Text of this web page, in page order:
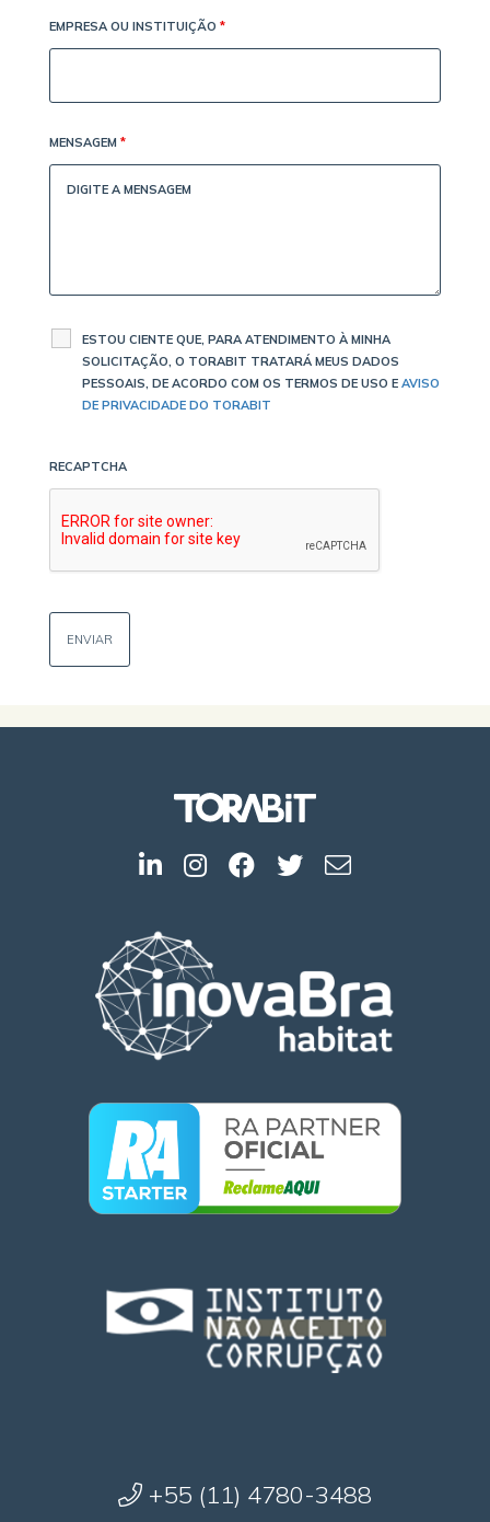
EMPRESA OU INSTITUIÇÃO *
MENSAGEM *
ESTOU CIENTE QUE, PARA ATENDIMENTO À MINHA
SOLICITAÇÃO, O TORABIT TRATARÁ MEUS DADOS
PESSOAIS, DE ACORDO COM OS TERMOS DE USO E AVISO
DE PRIVACIDADE DO TORABIT
RECAPTCHA
+55 (11) 4780-3488